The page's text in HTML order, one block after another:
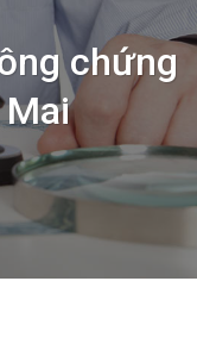
chứng